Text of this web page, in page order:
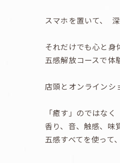
スマホを置いて、
それだけでも心と身
五感解放コースで体
店頭とオンラインシ
「癒す」のではなく
香り、音、触感、味
五感すべてを使って